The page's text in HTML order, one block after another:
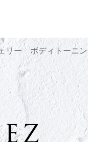
リー ボディトーニ